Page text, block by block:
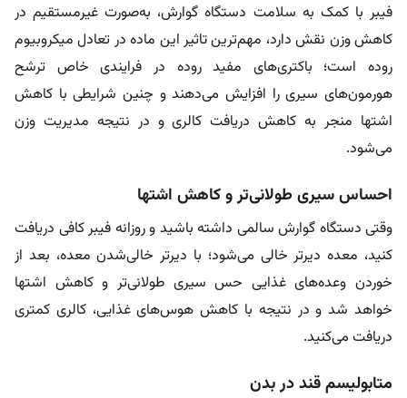
فیبر با کمک به سلامت دستگاه گوارش، به‌صورت غیرمستقیم در
کاهش وزن نقش دارد، ‌مهم‌ترین تاثیر این ماده در تعادل میکروبیوم
روده است؛ باکتری‌های مفید روده در فرایندی خاص ترشح
هورمون‌های سیری را افزایش می‌دهند و چنین شرایطی با کاهش
اشتها منجر به کاهش دریافت کالری و در نتیجه مدیریت وزن
می‌شود.
احساس سیری طولانی‌تر و کاهش اشتها
وقتی دستگاه گوارش سالمی داشته باشید و روزانه فیبر کافی دریافت
کنید، معده دیرتر خالی می‌شود؛ با دیرتر خالی‌شدن معده، بعد از
خوردن وعده‌های غذایی حس سیری طولانی‌تر و کاهش اشتها
خواهد شد و در نتیجه با کاهش هوس‌های غذایی، کالری کمتری
دریافت می‌کنید.
متابولیسم قند در بدن